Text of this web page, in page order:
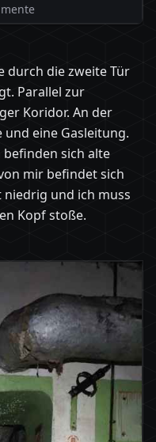
durch die zweite Tür
Parallel zur
Koridor. An der
eine Gasleitung.
befinden sich alte
mir befindet sich
niedrig und ich muss
Kopf stoße.